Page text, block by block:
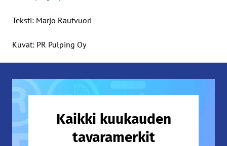
Teksti: Marjo Rautvuori
Kuvat: PR Pulping Oy
Kaikki kuukauden
tavaramerkit